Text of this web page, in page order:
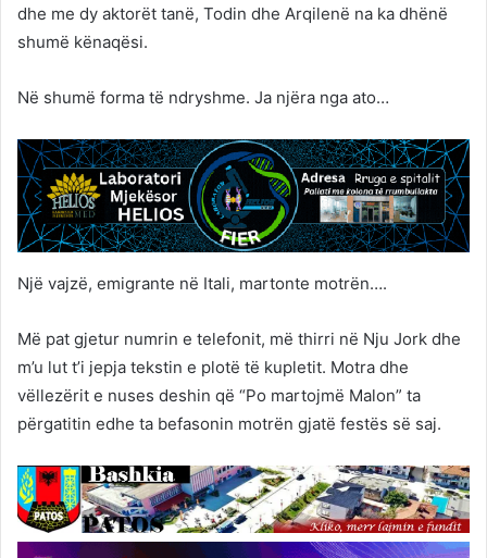
dhe me dy aktorët tanë, Todin dhe Arqilenë na ka dhënë
shumë kënaqësi.
Në shumë forma të ndryshme. Ja njëra nga ato…
Një vajzë, emigrante në Itali, martonte motrën….
Më pat gjetur numrin e telefonit, më thirri në Nju Jork dhe
m’u lut t’i jepja tekstin e plotë të kupletit. Motra dhe
vëllezërit e nuses deshin që “Po martojmë Malon” ta
përgatitin edhe ta befasonin motrën gjatë festës së saj.